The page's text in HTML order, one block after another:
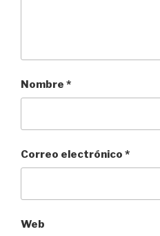
Nombre *
Correo electrónico *
Web